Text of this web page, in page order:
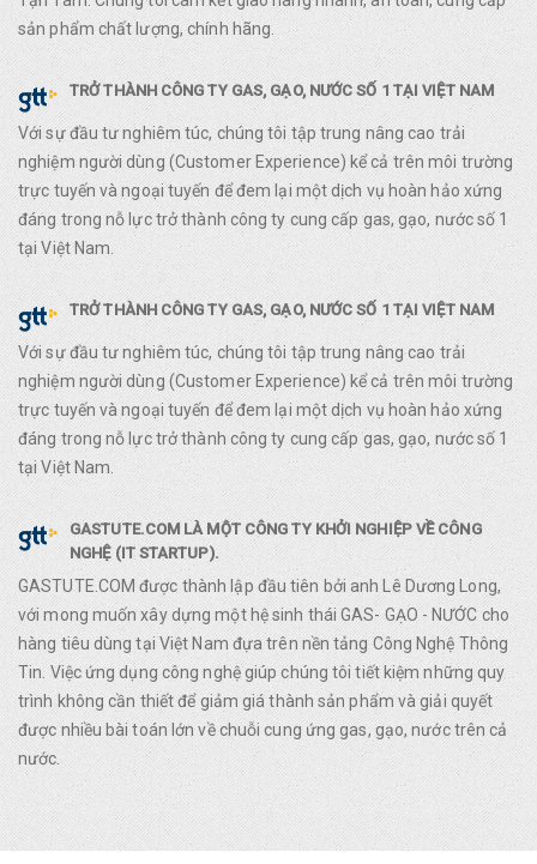
sản phẩm chất lượng, chính hãng.
TRỞ THÀNH CÔNG TY GAS, GẠO, NƯỚC SỐ 1 TẠI VIỆT NAM
Với sự đầu tư nghiêm túc, chúng tôi tập trung nâng cao trải
nghiệm người dùng (Customer Experience) kể cả trên môi trường
trực tuyến và ngoại tuyến để đem lại một dịch vụ hoàn hảo xứng
đáng trong nỗ lực trở thành công ty cung cấp gas, gạo, nước số 1
tại Việt Nam.
TRỞ THÀNH CÔNG TY GAS, GẠO, NƯỚC SỐ 1 TẠI VIỆT NAM
Với sự đầu tư nghiêm túc, chúng tôi tập trung nâng cao trải
nghiệm người dùng (Customer Experience) kể cả trên môi trường
trực tuyến và ngoại tuyến để đem lại một dịch vụ hoàn hảo xứng
đáng trong nỗ lực trở thành công ty cung cấp gas, gạo, nước số 1
tại Việt Nam.
GASTUTE.COM LÀ MỘT CÔNG TY KHỞI NGHIỆP VỀ CÔNG
NGHỆ (IT STARTUP).
GASTUTE.COM được thành lập đầu tiên bởi anh Lê Dương Long,
với mong muốn xây dựng một hệ sinh thái GAS- GẠO - NƯỚC cho
hàng tiêu dùng tại Việt Nam đựa trên nền tảng Công Nghệ Thông
Tin. Việc ứng dụng công nghệ giúp chúng tôi tiết kiệm những quy
trình không cần thiết để giảm giá thành sản phẩm và giải quyết
được nhiều bài toán lớn về chuỗi cung ứng gas, gạo, nước trên cả
nước.